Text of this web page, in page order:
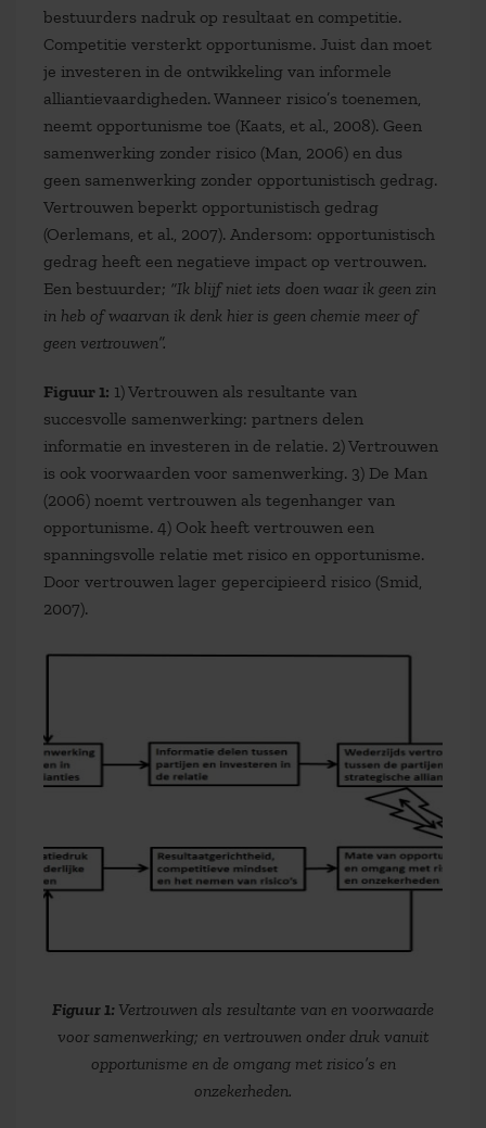
bestuurders nadruk op resultaat en competitie.
Competitie versterkt opportunisme. Juist dan moet
je investeren in de ontwikkeling van informele
alliantievaardigheden. Wanneer risico’s toenemen,
neemt opportunisme toe (Kaats, et al., 2008). Geen
samenwerking zonder risico (Man, 2006) en dus
geen samenwerking zonder opportunistisch gedrag.
Vertrouwen beperkt opportunistisch gedrag
(Oerlemans, et al., 2007). Andersom: opportunistisch
gedrag heeft een negatieve impact op vertrouwen.
Een bestuurder; “Ik blijf niet iets doen waar ik geen zin
in heb of waarvan ik denk hier is geen chemie meer of
geen vertrouwen”.
Figuur 1: 1) Vertrouwen als resultante van
succesvolle samenwerking: partners delen
informatie en investeren in de relatie. 2) Vertrouwen
is ook voorwaarden voor samenwerking. 3) De Man
(2006) noemt vertrouwen als tegenhanger van
opportunisme. 4) Ook heeft vertrouwen een
spanningsvolle relatie met risico en opportunisme.
Door vertrouwen lager gepercipieerd risico (Smid,
2007).
Figuur 1: Vertrouwen als resultante van en voorwaarde
voor samenwerking; en vertrouwen onder druk vanuit
opportunisme en de omgang met risico’s en
onzekerheden.